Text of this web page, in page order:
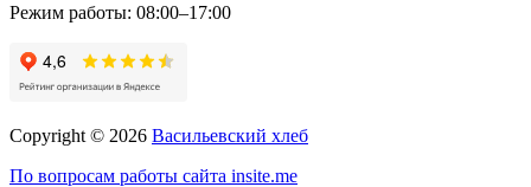
Режим работы: 08:00–17:00
Copyright © 2026 Васильевский хлеб
По вопросам работы сайта insite.me